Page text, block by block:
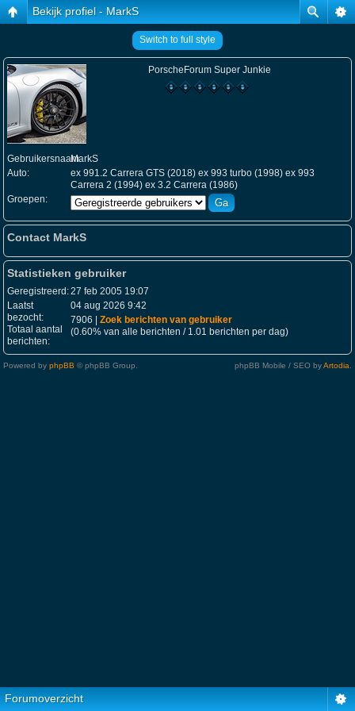
Bekijk profiel - MarkS
Switch to full style
PorscheForum Super Junkie
Gebruikersnaam:MarkS
Auto:
ex 991.2 Carrera GTS (2018) ex 993 turbo (1998) ex 993
Carrera 2 (1994) ex 3.2 Carrera (1986)
Groepen:
Contact MarkS
Statistieken gebruiker
Geregistreerd:27 feb 2005 19:07
Laatst
bezocht:
04 aug 2026 9:42
Totaal aantal
berichten:
7906 | Zoek berichten van gebruiker
(0.60% van alle berichten / 1.01 berichten per dag)
Powered by phpBB © phpBB Group. phpBB Mobile / SEO byArtodia
Forumoverzicht